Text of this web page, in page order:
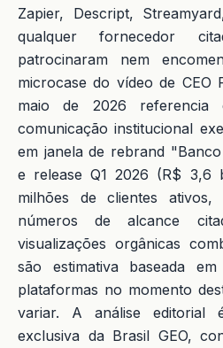
Zapier, Descript,
qualquer fornecedor
patrocinaram nem
microcase do vídeo de CEO
maio de 2026 referencia
comunicação institucional
em janela de rebrand
e release Q1 2026 (R$ 3,6
milhões de clientes
números de alcance
visualizações orgânicas
são estimativa baseada
plataformas no momento
variar. A análise editorial
exclusiva da Brasil GEO,